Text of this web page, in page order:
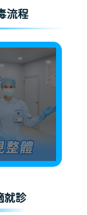
流程
就診